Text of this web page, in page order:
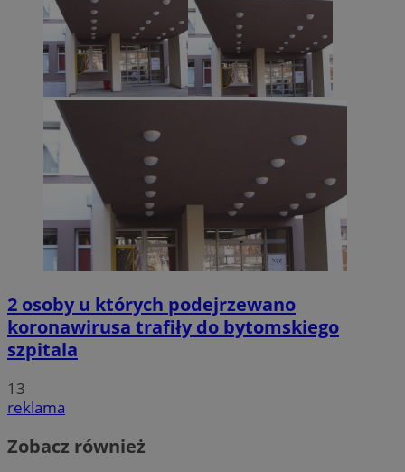
2 osoby u których podejrzewano
koronawirusa trafiły do bytomskiego
szpitala
13
reklama
Zobacz również